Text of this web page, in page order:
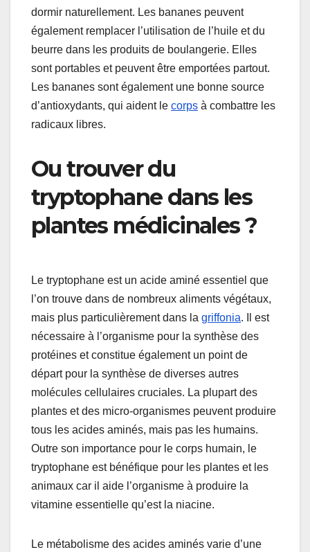
dormir naturellement. Les bananes peuvent
également remplacer l’utilisation de l’huile et du
beurre dans les produits de boulangerie. Elles
sont portables et peuvent être emportées partout.
Les bananes sont également une bonne source
d’antioxydants, qui aident le corps à combattre les
radicaux libres.
Ou trouver du
tryptophane dans les
plantes médicinales ?
Le tryptophane est un acide aminé essentiel que
l’on trouve dans de nombreux aliments végétaux,
mais plus particulièrement dans la griffonia. Il est
nécessaire à l’organisme pour la synthèse des
protéines et constitue également un point de
départ pour la synthèse de diverses autres
molécules cellulaires cruciales. La plupart des
plantes et des micro-organismes peuvent produire
tous les acides aminés, mais pas les humains.
Outre son importance pour le corps humain, le
tryptophane est bénéfique pour les plantes et les
animaux car il aide l’organisme à produire la
vitamine essentielle qu’est la niacine.
Le métabolisme des acides aminés varie d’une